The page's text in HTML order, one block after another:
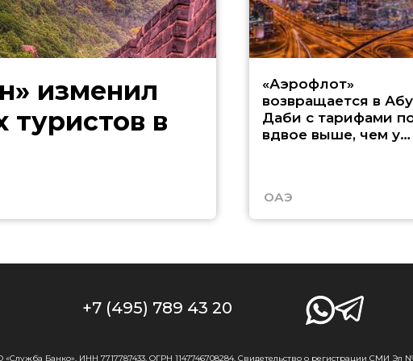
изменил
туристов в
«Аэрофлот»
возвращается в
Даби с тарифами
вдвое выше, чем у
ОАЭ
+7 (495) 789 43 20
Банко», ИНН 7717787433, ОГРН 1147746708284. Свидетельство о регистрации СМИ Эл №